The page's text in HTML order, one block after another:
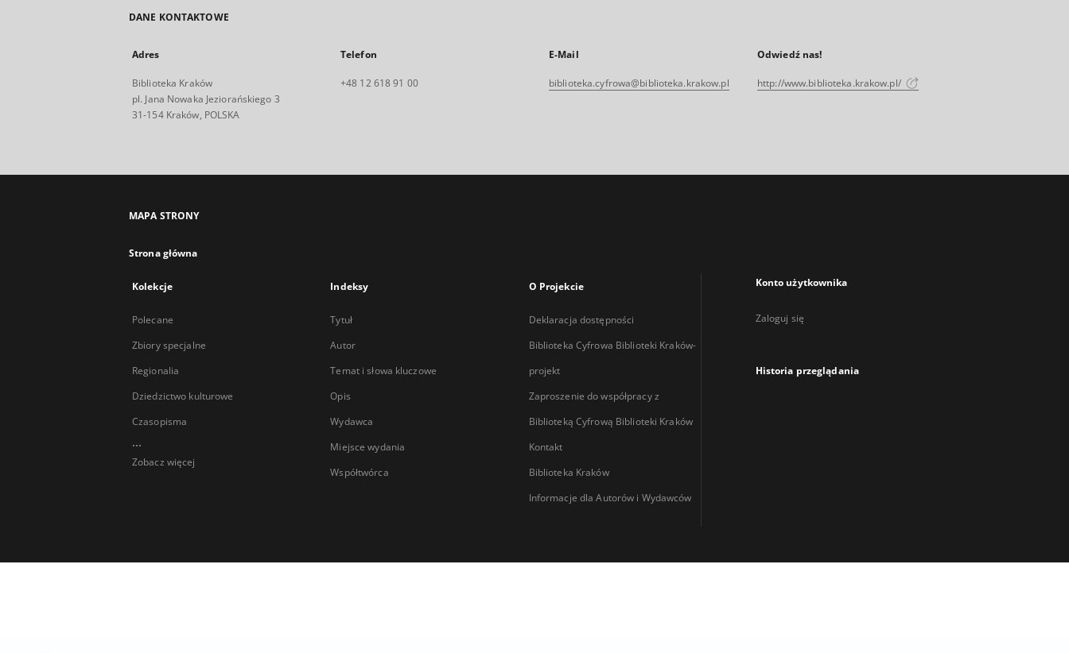
DANE KONTAKTOWE
Adres
Biblioteka Kraków
pl. Jana Nowaka Jeziorańskiego 3
31-154 Kraków, POLSKA
Telefon
+48 12 618 91 00
E-Mail
biblioteka.cyfrowa@biblioteka.krakow.pl
Odwiedź nas!
http://www.biblioteka.krakow.pl/
MAPA STRONY
Strona główna
Kolekcje
Polecane
Zbiory specjalne
Regionalia
Dziedzictwo kulturowe
Czasopisma
...
Zobacz więcej
Indeksy
Tytuł
Autor
Temat i słowa kluczowe
Opis
Wydawca
Miejsce wydania
Współtwórca
O Projekcie
Deklaracja dostępności
Biblioteka Cyfrowa Biblioteki Kraków-
projekt
Zaproszenie do współpracy z
Biblioteką Cyfrową Biblioteki Kraków
Kontakt
Biblioteka Kraków
Informacje dla Autorów i Wydawców
Konto użytkownika
Zaloguj się
Historia przeglądania